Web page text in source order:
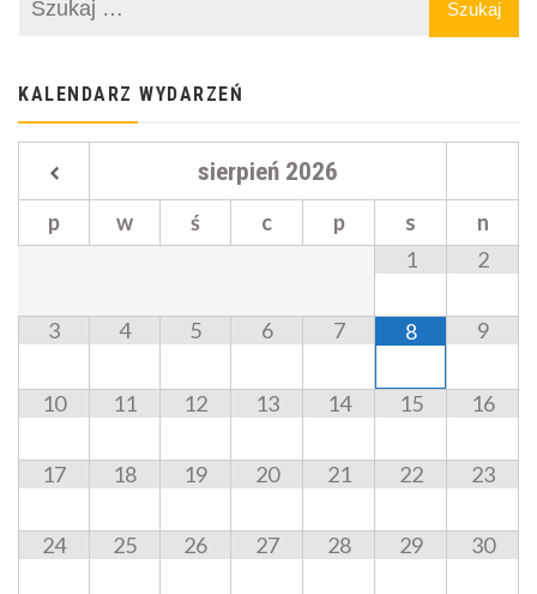
KALENDARZ WYDARZEŃ
sierpień 2026
p w ś c p s
n
1
2
3 4 5 6 7 8 9
10 11 12 13 14 15 16
17 18 19 20 21 22 23
24 25 26 27 28 29 30